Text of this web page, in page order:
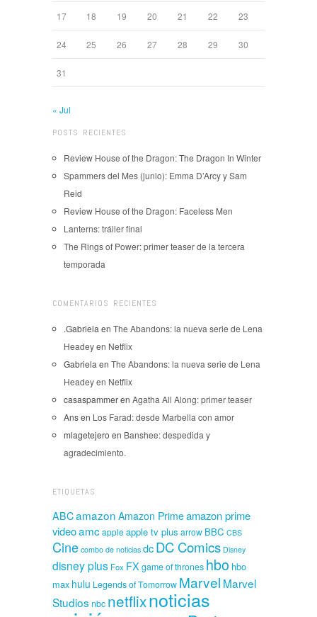
17 18 19 20 21 22 23
24 25 26 27 28 29 30
31
« Jul
POSTS RECIENTES
Review House of the Dragon: The Dragon In Winter
Spammers del Mes (junio): Emma D’Arcy y Sam
Reid
Review House of the Dragon: Faceless Men
Lanterns: tráiler final
The Rings of Power: primer teaser de la tercera
temporada
COMENTARIOS RECIENTES
.Gabriela en The Abandons: la nueva serie de Lena
Headey en Netflix
Gabriela en The Abandons: la nueva serie de Lena
Headey en Netflix
casaspammeren Agatha All Along: primer teaser
Ansen Los Farad: desde Marbella con amor
mlagetejero en Banshee: despedida y
agradecimiento.
ETIQUETAS
ABCamazon Amazon Primeamazon prime
videoamcapple apple tv plus arrow BBC CBS
Cine combo de noticias dcDC Comics Disney
disney plus Fox FX game of thrones hbo hbo
max hulu Legends of Tomorrow Marvel Marvel
Studios nbc netflixnoticias